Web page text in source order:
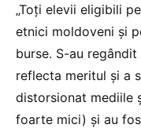
„Toți elevii eligibili
etnici moldoveni și
burse. S-au
reflecta meritul și a
distorsionat mediile
foarte mici) și au